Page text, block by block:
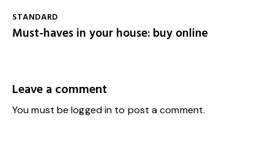
STANDARD
Must-haves in your house: buy online
Leave a comment
You must belogged in to post a comment.